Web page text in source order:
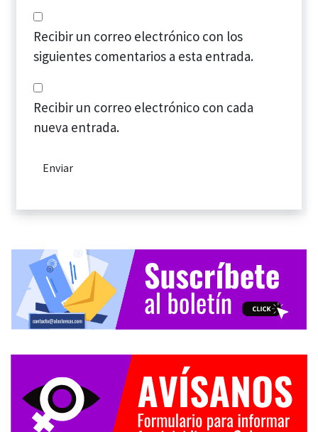
Recibir un correo electrónico con los
siguientes comentarios a esta entrada.
Recibir un correo electrónico con cada
nueva entrada.